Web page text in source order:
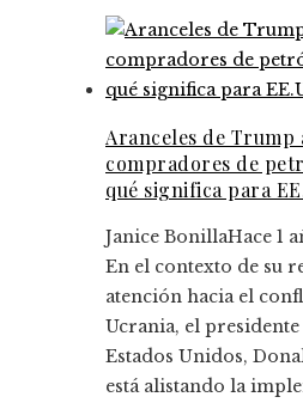
Aranceles de Trump
compradores de
qué significa para
Janice BonillaHace 1
En el contexto de su
atención hacia el
Ucrania, el presidente
Estados Unidos,
está alistando la